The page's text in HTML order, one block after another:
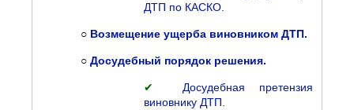
ДТП по КАСКО.
○ Возмещение ущерба виновником ДТП.
○Досудебный порядок решения.
✔
Досудебная претензия
виновнику ДТП.